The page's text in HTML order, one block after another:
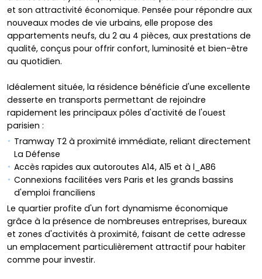
et son attractivité économique. Pensée pour répondre aux
nouveaux modes de vie urbains, elle propose des
appartements neufs, du 2 au 4 pièces, aux prestations de
qualité, conçus pour offrir confort, luminosité et bien-être
au quotidien.
Idéalement située, la résidence bénéficie d'une excellente
desserte en transports permettant de rejoindre
rapidement les principaux pôles d'activité de l'ouest
parisien :
Tramway T2 à proximité immédiate, reliant directement
La Défense
Accès rapides aux autoroutes A14, A15 et à l_A86
Connexions facilitées vers Paris et les grands bassins
d'emploi franciliens
Le quartier profite d'un fort dynamisme économique
grâce à la présence de nombreuses entreprises, bureaux
et zones d'activités à proximité, faisant de cette adresse
un emplacement particulièrement attractif pour habiter
comme pour investir.